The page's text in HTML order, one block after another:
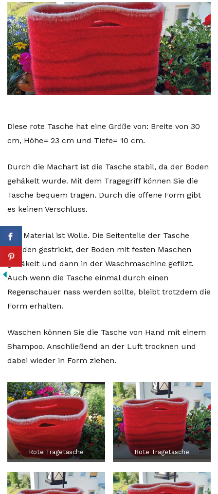
Diese rote Tasche hat eine Größe von: Breite von 30
cm, Höhe= 23 cm und Tiefe= 10 cm.
Durch die Machart ist die Tasche stabil, da der Boden
gehäkelt wurde. Mit dem Tragegriff können Sie die
Tasche bequem tragen. Durch die offene Form gibt
es keinen Verschluss.
Das Material ist Wolle. Die Seitenteile der Tasche
wurden gestrickt, der Boden mit festen Maschen
gehäkelt und dann in der Waschmaschine gefilzt.
Auch wenn die Tasche einmal durch einen
Regenschauer nass werden sollte, bleibt trotzdem die
Form erhalten.
Waschen können Sie die Tasche von Hand mit einem
Shampoo. Anschließend an der Luft trocknen und
dabei wieder in Form ziehen.
Rote Tragetasche Rote Tragetasche